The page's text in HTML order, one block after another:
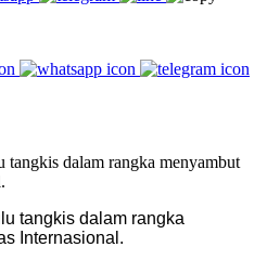
tangkis dalam rangka
Internasional.